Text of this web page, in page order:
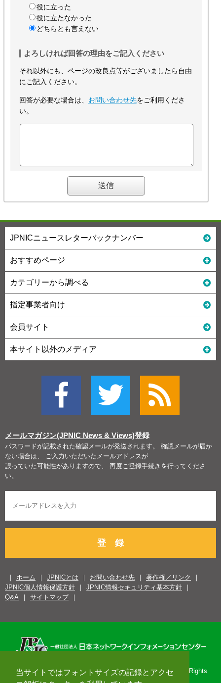
当サイトではフォントサイズの記録とアクセ
役に立った
役に立たなかった
どちらとも言えない
よろしければ回答の理由をご記入ください
それ以外にも、ページの改良点等がございましたら自由
にご記入ください。
回答が必要な場合は、 お問い合わせ先をご利用くださ
い。
JPNICニュースレターバックナンバー
おすすめページ
カテゴリーから調べる
指定事業者向け
会員サイト
本サイト以外のメディア
メールマガジン(JPNIC News & Views)登録
パスワードが記載された確認メールが発送されます。 確認メールが届か
ない場合は、 ご入力いただいたメールアドレスが
誤っていた可能性がありますので、 再度ご登録手続きを行ってくださ
い。
登 録
ホーム JPNICとは お問い合わせ先
著作権／リンク
JPNIC個人情報保護方針
JPNIC情報セキュリティ基本方針
Q&A
サイトマップ
Copyright© 1996-2026 Japan Network Information Center. All Rights
Reserved.